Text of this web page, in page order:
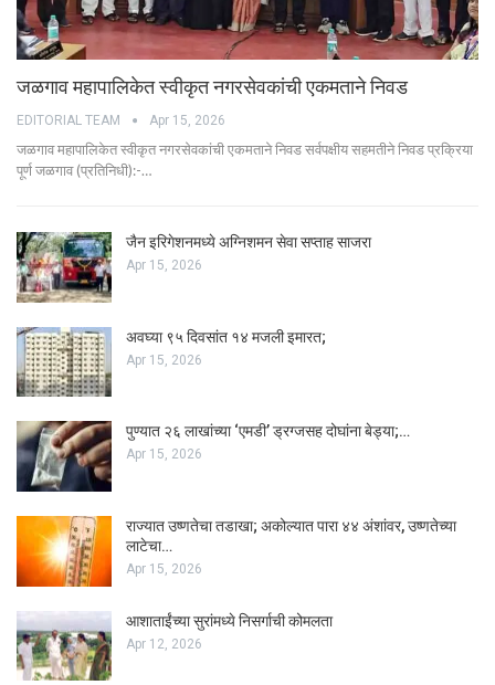
जळगाव महापालिकेत स्वीकृत नगरसेवकांची एकमताने निवड
EDITORIAL TEAM Apr 15, 2026
जळगाव महापालिकेत स्वीकृत नगरसेवकांची एकमताने निवड सर्वपक्षीय सहमतीने निवड प्रक्रिया
पूर्ण जळगाव (प्रतिनिधी):-…
जैन इरिगेशनमध्ये अग्निशमन सेवा सप्ताह साजरा
Apr 15, 2026
अवघ्या ९५ दिवसांत १४ मजली इमारत;
Apr 15, 2026
पुण्यात २६ लाखांच्या ‘एमडी’ ड्रग्जसह दोघांना बेड्या;…
Apr 15, 2026
राज्यात उष्णतेचा तडाखा; अकोल्यात पारा ४४ अंशांवर, उष्णतेच्या
लाटेचा…
Apr 15, 2026
आशाताईंच्या सुरांमध्ये निसर्गाची कोमलता
Apr 12, 2026